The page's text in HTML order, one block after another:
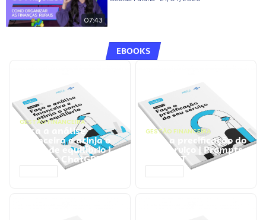
07:43
EBOOKS
GESTÃO FINANCEIRA
Faça a análise
financeira e atinja o
ponto de equilíbrio |
Prompts ChatGPT
GESTÃO FINANCEIRA
Faça a precificação do
seu serviço | Prompts
ChatGPT